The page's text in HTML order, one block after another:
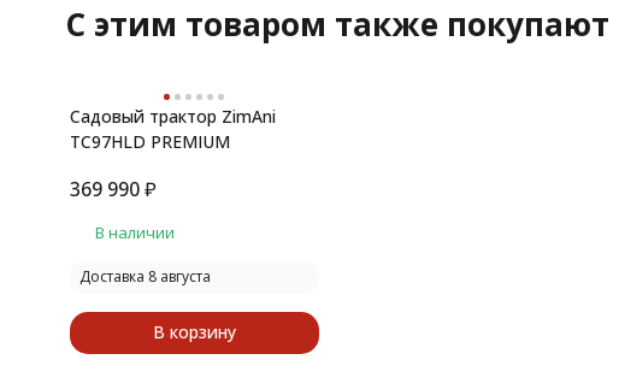
C этим товаром также покупают
Садовый трактор ZimAni
TC97HLD PREMIUM
369 990 ₽
В наличии
Доставка 8 августа
В корзину